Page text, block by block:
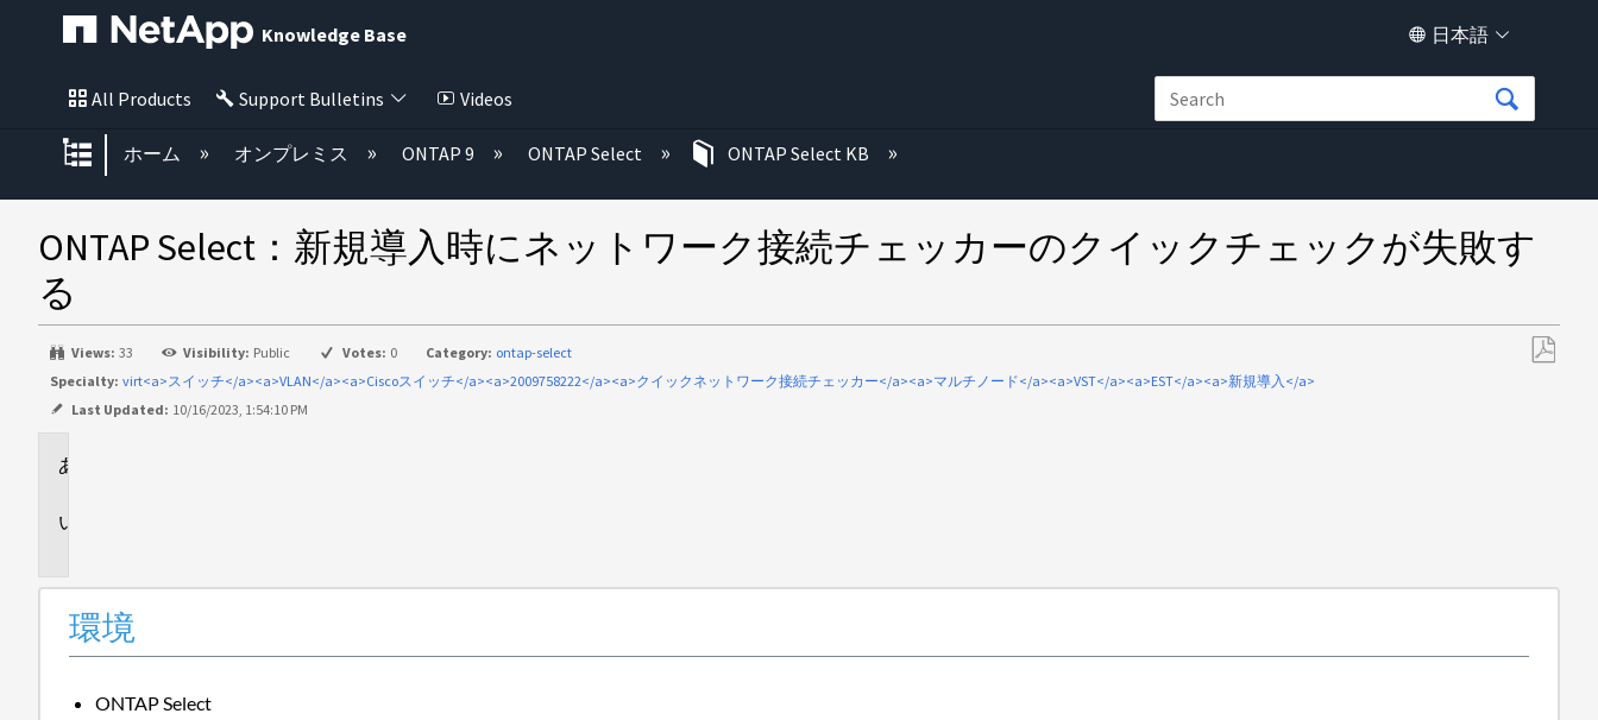
Knowledge Base 日本語
All Products Support Bulletins Videos
グローバル階層を展開/折りたたむ
ホーム オンプレミス ONTAP 9 ONTAP Select ONTAP Select KB
ONTAP Select：新規導入時にネットワーク接続チェッカーのクイックチェックが失敗す
る
Views: 33 Visibility: Public Votes: 0 Category: ontap-select
Specialty: virt<a>スイッチ</a><a>VLAN</a><a>Ciscoスイッチ</a><a>2009758222</a><a>クイックネットワーク接続チェッカー</a><a>マルチノード</a><a>VST</a><a>EST</a><a>新規導入</a>
Last Updated: 10/16/2023, 1:54:10 PM
環境
ONTAP Select